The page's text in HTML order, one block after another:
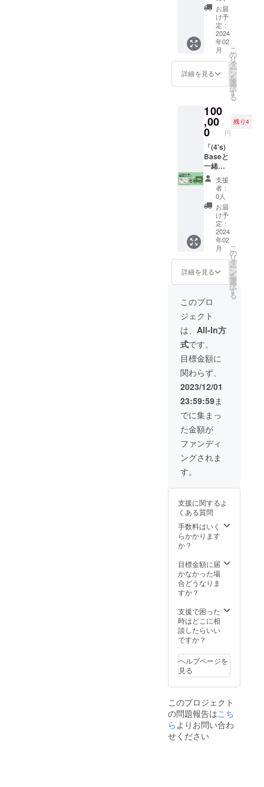
ジー）1
つ購入
で1枚使
用出来
ます。
セット
「ホッ
トサン
ムー
ジー」
には使
用出来
ませ
ん。 来
店時ポ
スト
カード
の提示
をお願
いしま
す。 数
量限定
販売ス
イーツ
「手作
ラミ
ス」
間に
よって
は無く
なる場
合がご
ざいま
すの
で、事
前にご
連絡を
いただ
ければ
取り置
き可能
です。
有効期
限は
2024年
作り蚊
取り線
香ホル
ダーに
なりま
す。 詳
謝の気
持ちを
または
慎）が
直筆で
ポスト
カード
に書き
お送り
致しま
す。
②③④
郵送又
はキッ
チン
カー受
け取り
にて、
作り
グッズ
お渡し
しま
す。 ※
サイ
ズ、パ
ラコー
ドのカ
ラーに
ついて
は、
「リ
ターン
につい
て」の
添付画
像を参
考にお
選び下
シャツ
になり
ます。
詳細 ①
感謝の
気持ち
を代表
者（絢
でポス
トカー
ドに書
きお送
り致し
ます。
②郵送
又は
キッチ
ンカー
受け取
りに
て、上
記クラ
ファン
限定
グッズ
をお渡
サイズ
ては、
「リ
ターン
につい
て」の
添付画
像を参
考にお
さい。
メッ
セージ
入りポ
スト
カード
②(4's)
Base×
キャン
真空ス
テンレ
ス缶
クー
ラー」×
２ キャ
ンプ、
プライ
ベート
で使え
る！ク
ラファ
ン限定
真空ス
テンレ
ス缶
クー
ラーに
細 ①感
謝の気
持ちを
代表者
（絢翔
または
慎）が
直筆で
ポスト
カード
に書き
お送り
致しま
す。 ②
郵送又
はキッ
チン
カー受
上記ク
ラファ
ン限定
グッズ
をお渡
ししま
につい
ては、
「リ
て」の
添付画
像を参
考にお
さい。
コー
ス」
BBQを
楽しみ
ながら
応援し
たい！
という
方、よ
ろしく
しま
す。 ①
お礼
メッ
セージ
入りポ
スト
カード
②祝！
キッチ
ンカー
開業イ
ベント
「みん
なで仲
良く
BBQ」
詳細 ①
感謝の
気持ち
を代表
者（絢
翔また
は慎）
が直筆
でポス
トカー
ドに書
きお送
り致し
ます。
②(4's)
Baseメ
ンバー2
人と、
ファミ
リーの
皆様と
る開業
トへご
招待い
たしま
す。 ポ
スト
に、
「みん
なで仲
良く
招待券
をお付
けいた
しま
時：
2024年
３月か
ら４月
広島県
内 人
数：最
大「応
援して
お届
け予
定：
2024
年02
月
詳細を見る
こ
の
リ
タ
ー
ン
を
選
択
す
る
100
,00
0 円
残り4
「(4's)
Baseと
一緒に
笑顔を
届けよ
うコー
ス」
(4’s)Ba
seと一
緒に笑
顔を届
けなが
ら、
(4’s)Ba
seを応
援した
い！と
いう
方、よ
ろしく
お願い
しま
す。 ①
お礼
メッ
セージ
入りポ
スト
カード
②祝！
キッチ
ンカー
開業イ
ベント
定！
seがあ
なたの
街に
やって
く
③キッ
チン
カー前
看板へ
者様の
お名
前、事
業広告
細 ①感
謝の気
持ちを
代表者
または
慎）が
直筆で
ポスト
カード
支援
者：
0人
お届
け予
定：
2024
年02
月
詳細を見る
こ
の
リ
タ
ー
ン
を
選
択
す
る
このプロ
ジェクト
は、 All-In方
式です。
目標金額に
関わらず、
2023/12/01
23:59:59ま
でに集まっ
た金額が
ファンディ
ングされま
す。
支援に関するよ
くある質問
手数料はいく
らかかります
か？
目標金額に届
かなかった場
合どうなりま
すか？
支援で困った
時はどこに相
談したらいい
ですか？
ヘルプページを
見る
このプロジェクト
の問題報告はこち
ら よりお問い合わ
せください